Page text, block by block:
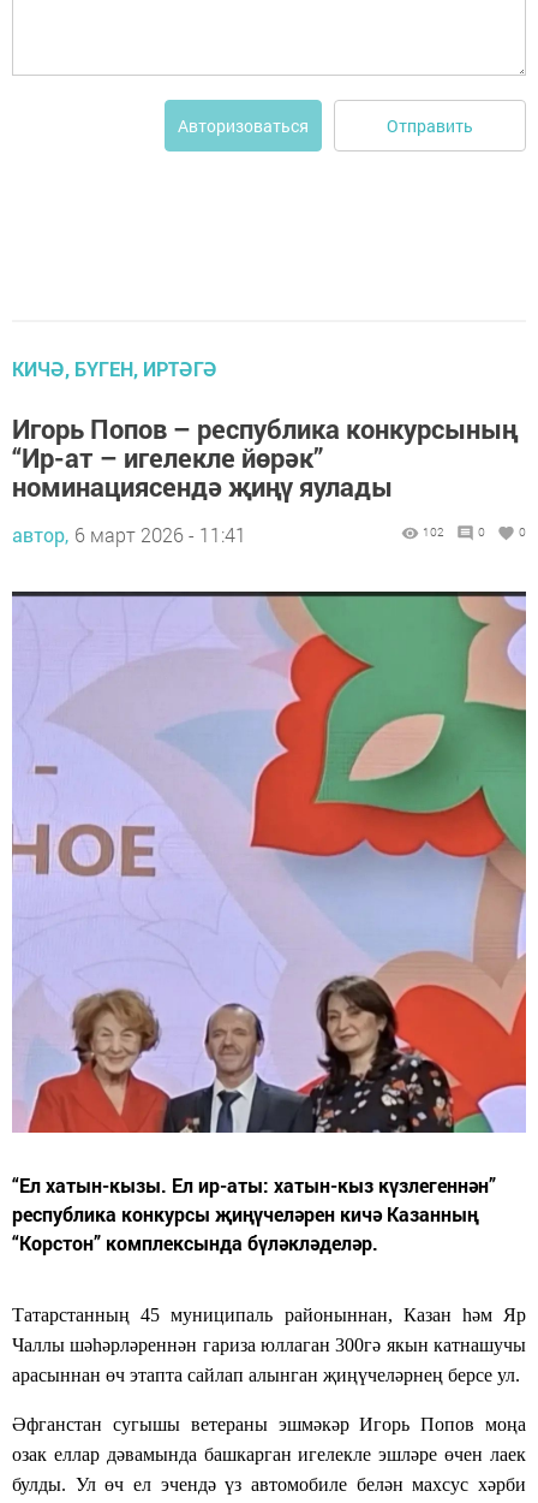
Авторизоваться Отправить
КИЧӘ, БҮГЕН, ИРТӘГӘ
Игорь Попов – республика конкурсының
“Ир-ат – игелекле йөрәк”
номинациясендә җиңү яулады
автор, 6 март 2026 - 11:41 102 0 0
“Ел хатын-кызы. Ел ир-аты: хатын-кыз күзлегеннән”
республика конкурсы җиңүчеләрен кичә Казанның
“Корстон” комплексында бүләкләделәр.
Татарстанның 45 муниципаль районыннан, Казан һәм Яр
Чаллышәһәрләреннән гариза юллаган 300гә якын катнашучы
арасыннан өч этапта сайлап алынган җиңүчеләрнең берсе ул.
Әфганстан сугышы ветераны эшмәкәр Игорь Поповмоңа
озак еллар дәвамында башкарган игелекле эшләре өчен лаек
булды. Ул өч ел эчендә үз автомобиле белән махсус хәрби